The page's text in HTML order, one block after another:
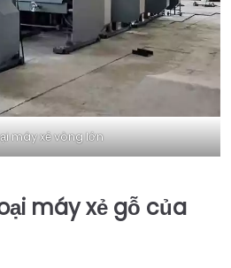
máy xẻ vòng lớn
máy xẻ gỗ của